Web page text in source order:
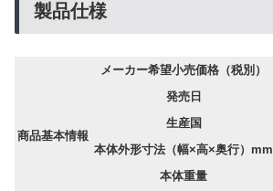
製品仕様
商品基本情報
メーカー希望小売価格（税別）
発売日
生産国
本体外形寸法（幅×高×奥行）mm
本体重量